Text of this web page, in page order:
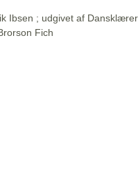
Ibsen ; udgivet af
Fich